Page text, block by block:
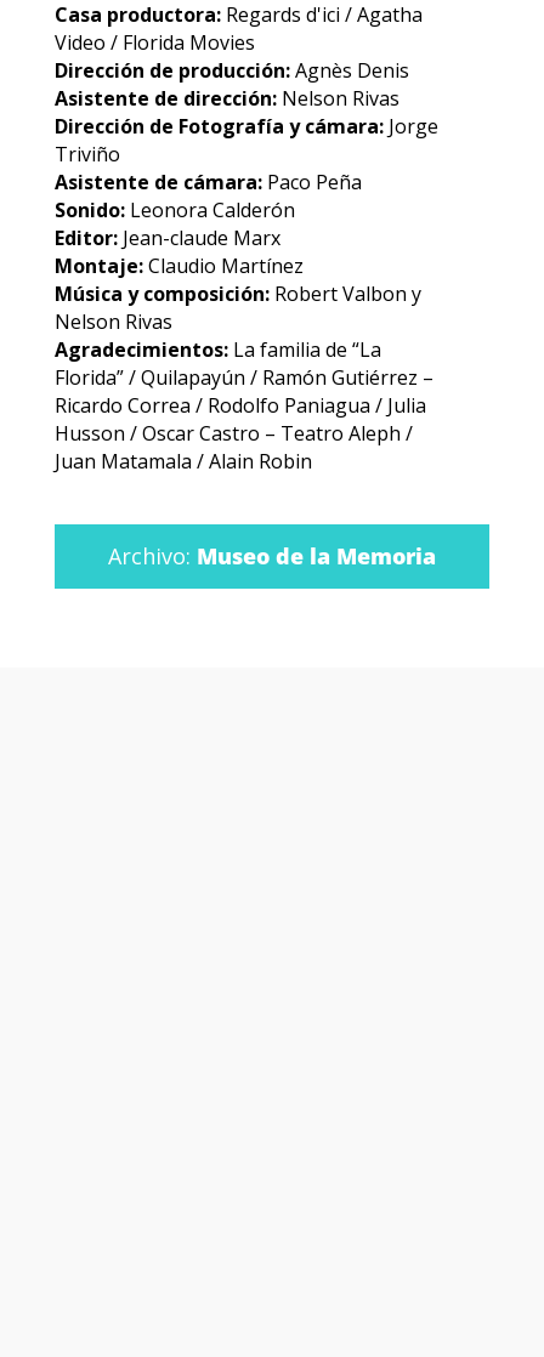
Casa productora:Regards d'ici / Agatha
Video / Florida Movies
Dirección de producción:Agnès Denis
Asistente de dirección:Nelson Rivas
Dirección de Fotografía y cámara:Jorge
Triviño
Asistente de cámara:Paco Peña
Sonido:Leonora Calderón
Editor:Jean-claude Marx
Montaje:Claudio Martínez
Música y composición:Robert Valbon y
Nelson Rivas
Agradecimientos:La familia de “La
Florida” / Quilapayún / Ramón Gutiérrez –
Ricardo Correa / Rodolfo Paniagua / Julia
Husson / Oscar Castro – Teatro Aleph /
Juan Matamala / Alain Robin
Archivo: Museo de la Memoria